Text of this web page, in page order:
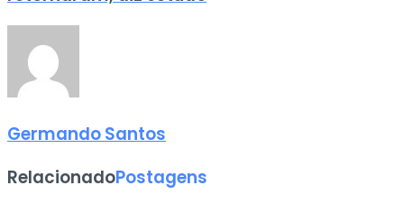
Germando Santos
RelacionadoPostagens